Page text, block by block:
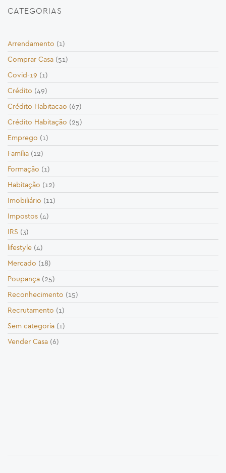
CATEGORIAS
Arrendamento (1)
Comprar Casa (51)
Covid-19 (1)
Crédito (49)
Crédito Habitacao (67)
Crédito Habitação (25)
Emprego (1)
Família (12)
Formação (1)
Habitação (12)
Imobiliário (11)
Impostos (4)
IRS (3)
lifestyle (4)
Mercado (18)
Poupança (25)
Reconhecimento (15)
Recrutamento (1)
Sem categoria (1)
Vender Casa (6)